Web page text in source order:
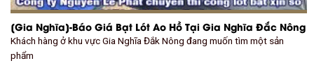
[Gia Nghĩa]-Báo Giá Bạt Lót Ao Hồ Tại Gia Nghĩa Đắc Nông
Khách hàng ở khu vực Gia Nghĩa Đắk Nông đang muốn tìm một sản
phẩm